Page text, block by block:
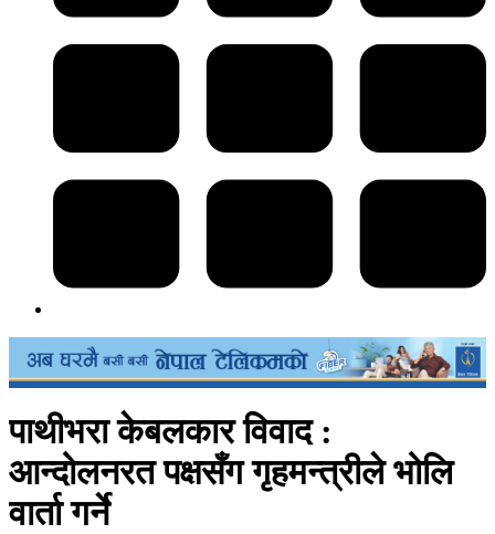
पाथीभरा केबलकार विवाद :
आन्दोलनरत पक्षसँग गृहमन्त्रीले भोलि
वार्ता गर्ने